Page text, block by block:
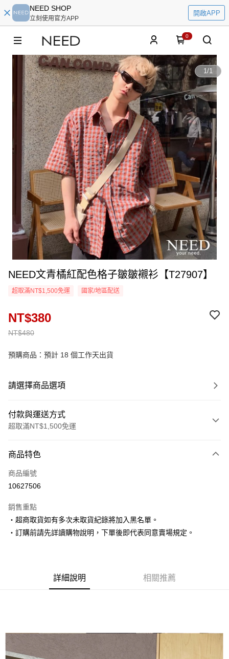
NEED SHOP
立刻使用官方APP
開啟APP
0
1/1
NEED文青橘紅配色格子皺皺襯衫【T27907】
超取滿NT$1,500免運 國家/地區配送
NT$480
NT$380
預購商品：預計 18 個工作天出貨
請選擇商品選項
付款與運送方式
超取滿NT$1,500免運
信用卡一次付款
超商取貨付款
Apple Pay
街口支付
便利好安心！
１．簡單：不需註冊會員、不需綁卡、不需儲值。
２．便利：只要手機號碼，簡訊認證，即可結帳。
商品特色
商品編號
10627506
銷售重點
‧超商取貨如有多次未取貨紀錄將加入黑名單。
‧訂購前請先詳讀購物說明，下單後即代表同意賣場規定。
詳細說明 相關推薦